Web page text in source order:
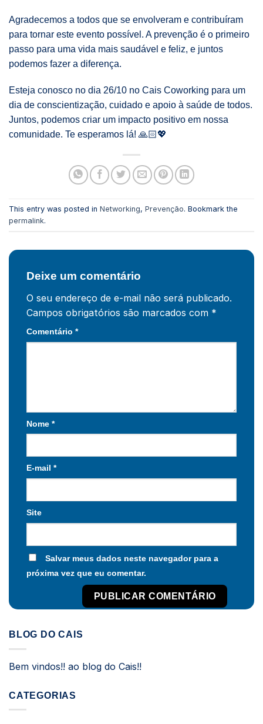
Agradecemos a todos que se envolveram e contribuíram
para tornar este evento possível. A prevenção é o primeiro
passo para uma vida mais saudável e feliz, e juntos
podemos fazer a diferença.
Esteja conosco no dia 26/10 no Cais Coworking para um
dia de conscientização, cuidado e apoio à saúde de todos.
Juntos, podemos criar um impacto positivo em nossa
comunidade. Te esperamos lá! 🙏🏻💖
This entry was posted in Networking, Prevenção. Bookmark the
permalink.
Deixe um comentário
O seu endereço de e-mail não será publicado.
Campos obrigatórios são marcados com *
Comentário *
Nome *
E-mail *
Site
Salvar meus dados neste navegador para a
próxima vez que eu comentar.
BLOG DO CAIS
Bem vindos!! ao blog do Cais!!
CATEGORIAS